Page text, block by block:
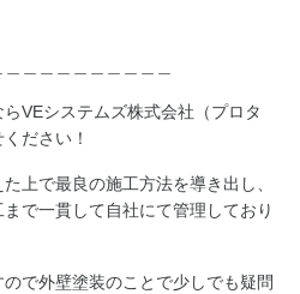
＿＿＿＿＿＿＿＿＿
VEシステムズ株式会社（プロタ
ださい！
上で最良の施工方法を導き出し、
で一貫して自社にて管理しており
で外壁塗装のことで少しでも疑問